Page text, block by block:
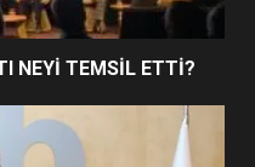
DEĞİŞTİ?
NEYİ TEMSİL ETTİ?